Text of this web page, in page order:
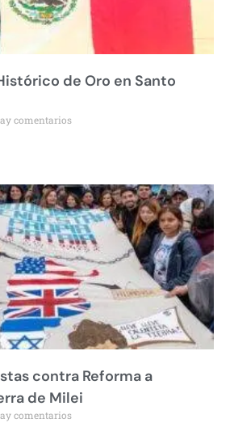
de Oro en Santo
comentarios
contra Reforma a
de Milei
comentarios